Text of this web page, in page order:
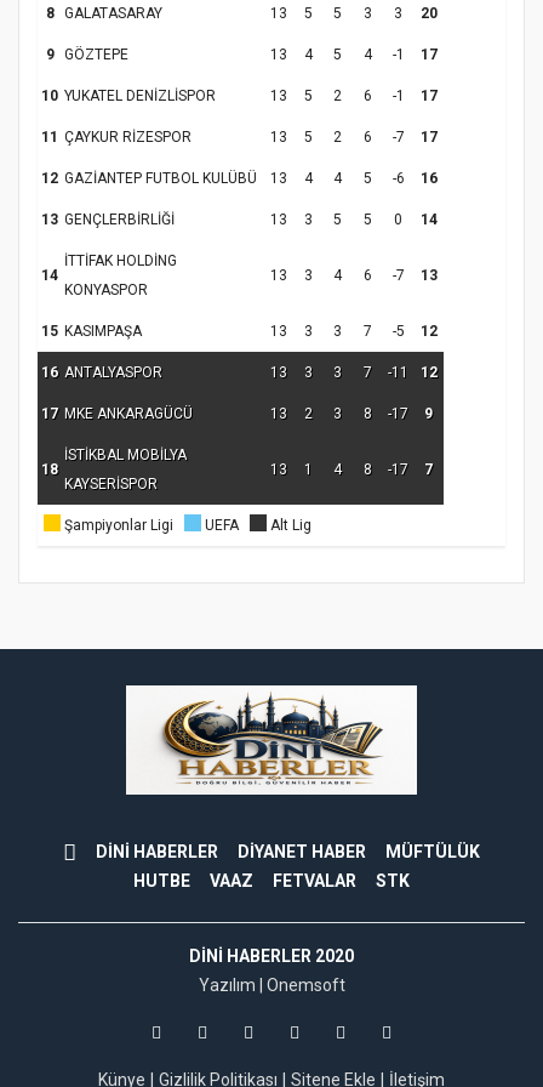
Kapanış Programı
Samsun Atakum’da Ayasofya Camii
Etkinliği
Türkiye’de insanlar dinle bağlarını
koparıyor mu?
8 GALATASARAY 13 5 5 3 3 20
9 GÖZTEPE 13 4 5 4 -1 17
10 YUKATEL DENİZLİSPOR 13 5 2 6 -1 17
11 ÇAYKUR RİZESPOR 13 5 2 6 -7 17
12 GAZİANTEP FUTBOL KULÜBÜ 13 4 4 5 -6 16
13 GENÇLERBİRLİĞİ 13 3 5 5 0 14
14
İTTİFAK HOLDİNG
KONYASPOR
13 3 4 6 -7 13
15 KASIMPAŞA 13 3 3 7 -5 12
16 ANTALYASPOR 13 3 3 7 -11 12
17 MKE ANKARAGÜCÜ 13 2 3 8 -17 9
18
İSTİKBAL MOBİLYA
KAYSERİSPOR
13 1 4 8 -17 7
Şampiyonlar Ligi UEFA Alt Lig
DİNİ HABERLER DİYANET HABER
MÜFTÜLÜK
HUTBE
VAAZ FETVALAR STK
DINI HABERLER 2020
Yazılım | Onemsoft
Künye Gizlilik Politikası Sitene Ekle İletişim